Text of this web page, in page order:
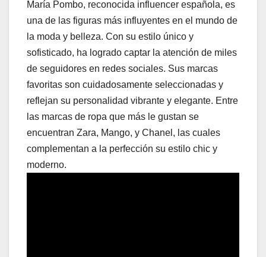
María Pombo, reconocida influencer española, es
una de las figuras más influyentes en el mundo de
la moda y belleza. Con su estilo único y
sofisticado, ha logrado captar la atención de miles
de seguidores en redes sociales. Sus marcas
favoritas son cuidadosamente seleccionadas y
reflejan su personalidad vibrante y elegante. Entre
las marcas de ropa que más le gustan se
encuentran Zara, Mango, y Chanel, las cuales
complementan a la perfección su estilo chic y
moderno.